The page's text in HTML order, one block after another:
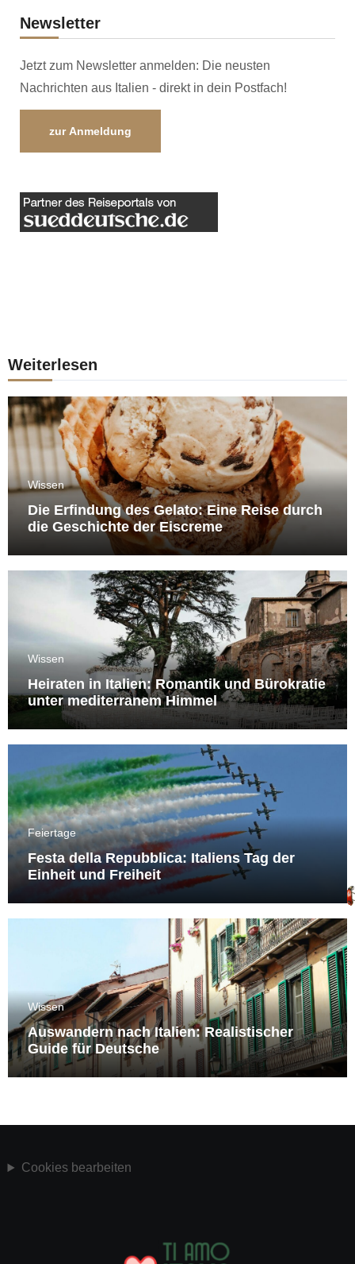
Newsletter
Jetzt zum Newsletter anmelden: Die neusten
Nachrichten aus Italien - direkt in dein Postfach!
zur Anmeldung
Weiterlesen
Wissen
Die Erfindung des Gelato: Eine Reise durch
die Geschichte der Eiscreme
Wissen
Heiraten in Italien: Romantik und Bürokratie
unter mediterranem Himmel
Feiertage
Festa della Repubblica: Italiens Tag der
Einheit und Freiheit
Wissen
Auswandern nach Italien: Realistischer
Guide für Deutsche
Cookies bearbeiten